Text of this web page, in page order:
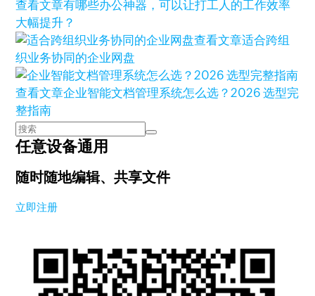
查看文章有哪些办公神器，可以让打工人的工作效率
大幅提升？
查看文章适合跨组
织业务协同的企业网盘
查看文章企业智能文档管理系统怎么选？2026 选型完
整指南
任意设备通用
随时随地编辑、共享文件
立即注册